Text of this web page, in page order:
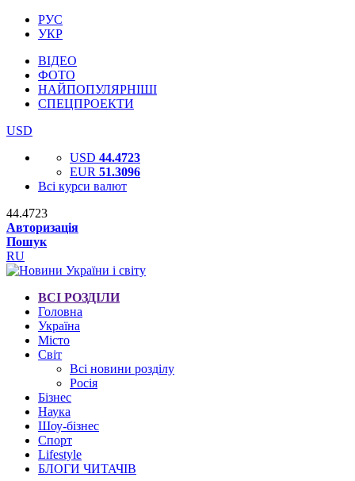
РУС
УКР
ВІДЕО
ФОТО
НАЙПОПУЛЯРНІШІ
СПЕЦПРОЕКТИ
USD
USD 44.4723
EUR 51.3096
Всі курси валют
44.4723
Авторизація
Пошук
RU
ВСІ РОЗДІЛИ
Головна
Україна
Місто
Світ
Всі новини розділу
Росія
Бізнес
Наука
Шоу-бізнес
Спорт
Lifestyle
БЛОГИ ЧИТАЧІВ